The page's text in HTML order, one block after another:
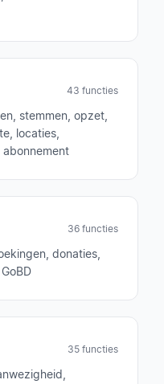
43 functies
stemmen, opzet,
locaties,
36 functies
donaties,
35 functies